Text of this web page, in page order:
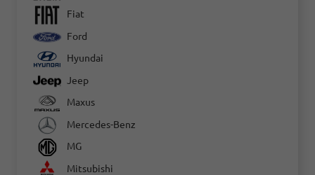
Fiat
Ford
Hyundai
Jeep
Maxus
Mercedes-Benz
MG
Mitsubishi